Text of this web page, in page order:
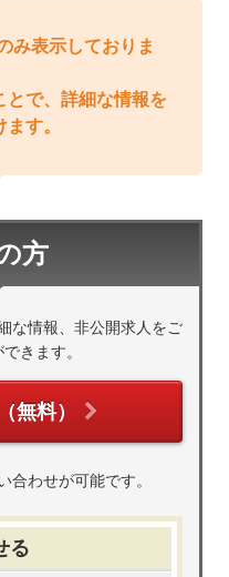
み表示しておりま
とで、詳細な情報を
す。
方
な情報、非公開求人をご
きます。
無料）
合わせが可能です。
る